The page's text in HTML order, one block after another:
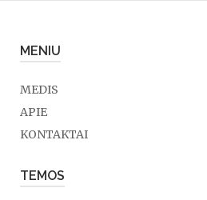
MENIU
MEDIS
APIE
KONTAKTAI
TEMOS